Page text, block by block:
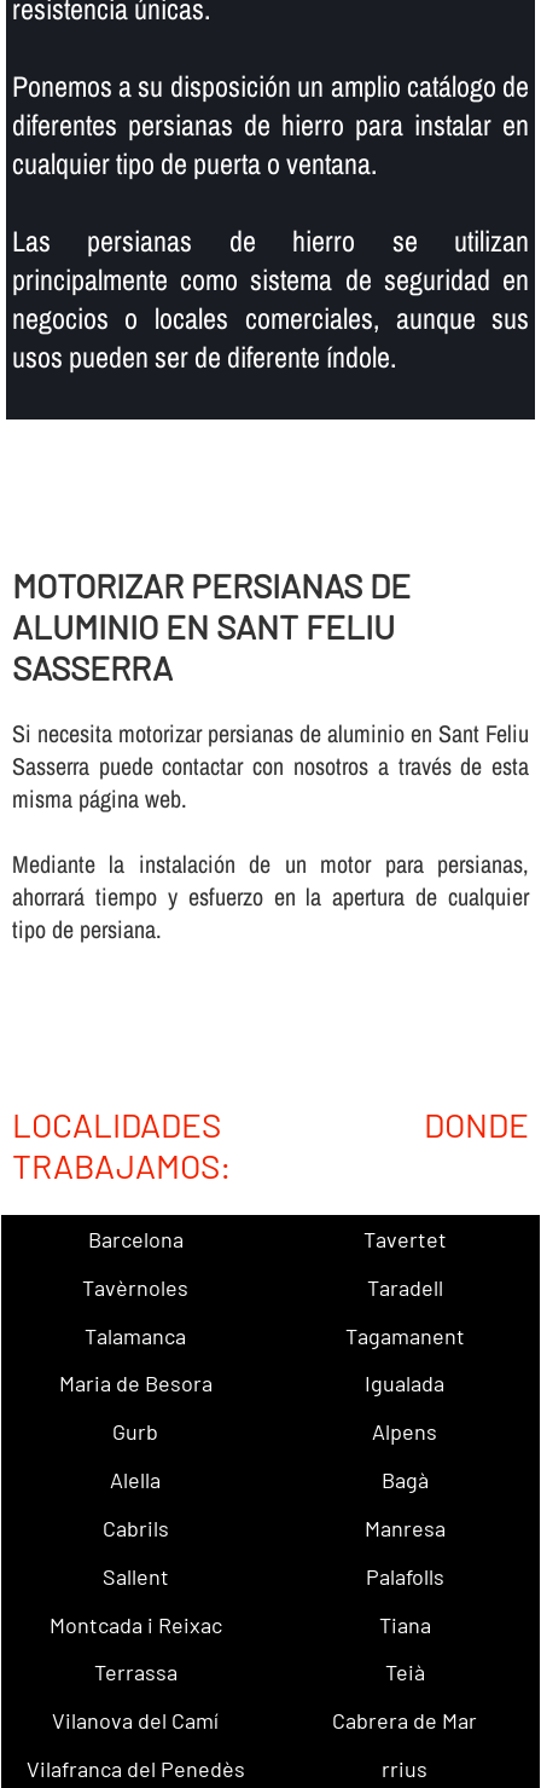
resistencia únicas.
Ponemos a su disposición un amplio catálogo de
diferentes persianas de hierro para instalar en
cualquier tipo de puerta o ventana.
Las persianas de hierro se utilizan
principalmente como sistema de seguridad en
negocios o locales comerciales, aunque sus
usos pueden ser de diferente í­ndole.
MOTORIZAR PERSIANAS DE
ALUMINIO EN SANT FELIU
SASSERRA
Si necesita motorizar persianas de aluminio en Sant Feliu
Sasserra puede contactar con nosotros a través de esta
misma página web.
Mediante la instalación de un motor para persianas,
ahorrará tiempo y esfuerzo en la apertura de cualquier
tipo de persiana.
LOCALIDADES DONDE
TRABAJAMOS:
Barcelona
Tavertet
Tavèrnoles
Taradell
Talamanca
Tagamanent
Maria de Besora
Igualada
Gurb
Alpens
Alella
Bagà
Cabrils
Manresa
Sallent
Palafolls
Montcada i Reixac
Tiana
Terrassa
Teià
Vilanova del Camí
Cabrera de Mar
Vilafranca del Penedès
rrius